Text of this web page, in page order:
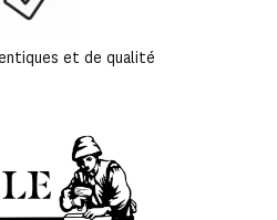
et de qualité